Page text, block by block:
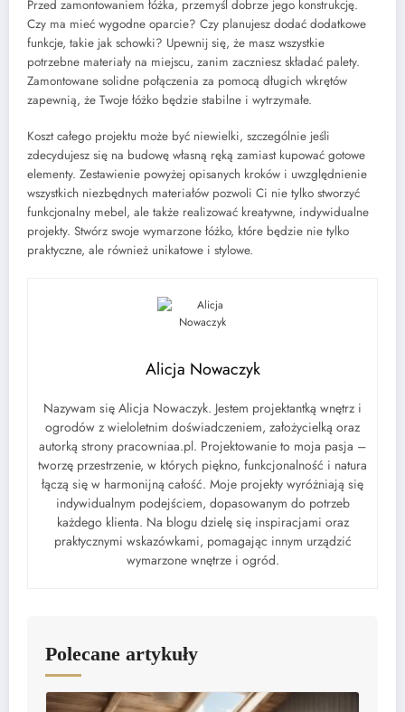
Przed zamontowaniem łóżka, przemyśl dobrze jego konstrukcję.
Czy ma mieć wygodne oparcie? Czy planujesz dodać dodatkowe
funkcje, takie jak schowki? Upewnij się, że masz wszystkie
potrzebne materiały na miejscu, zanim zaczniesz składać palety.
Zamontowane solidne połączenia za pomocą długich wkrętów
zapewnią, że Twoje łóżko będzie stabilne i wytrzymałe.
Koszt całego projektu może być niewielki, szczególnie jeśli
zdecydujesz się na budowę własną ręką zamiast kupować gotowe
elementy. Zestawienie powyżej opisanych kroków i uwzględnienie
wszystkich niezbędnych materiałów pozwoli Ci nie tylko stworzyć
funkcjonalny mebel, ale także realizować kreatywne, indywidualne
projekty. Stwórz swoje wymarzone łóżko, które będzie nie tylko
praktyczne, ale również unikatowe i stylowe.
Alicja Nowaczyk
Nazywam się Alicja Nowaczyk. Jestem projektantką wnętrz i
ogrodów z wieloletnim doświadczeniem, założycielką oraz
autorką strony pracowniaa.pl. Projektowanie to moja pasja –
tworzę przestrzenie, w których piękno, funkcjonalność i natura
łączą się w harmonijną całość. Moje projekty wyróżniają się
indywidualnym podejściem, dopasowanym do potrzeb
każdego klienta. Na blogu dzielę się inspiracjami oraz
praktycznymi wskazówkami, pomagając innym urządzić
wymarzone wnętrze i ogród.
Polecane artykuły